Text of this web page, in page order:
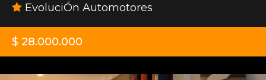
EvoluciÓn Automotores
$ 28.000.000